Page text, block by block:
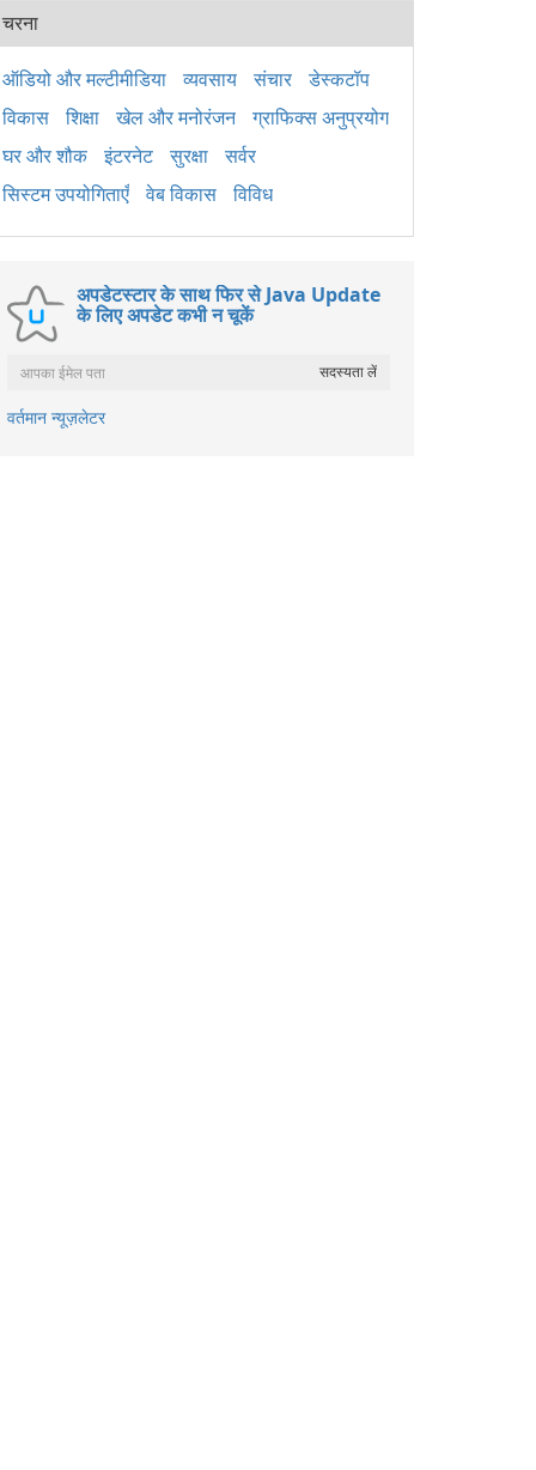
चरना
ऑडियो और मल्टीमीडिया व्यवसाय संचार
डेस्कटॉप
विकास
शिक्षा खेल और मनोरंजन
ग्राफिक्स अनुप्रयोग
घर और शौक
इंटरनेट सुरक्षा
सर्वर
सिस्टम उपयोगिताएँ
वेब विकास विविध
अपडेटस्टार के साथ फिर से Java Update
के लिए अपडेट कभी न चूकें
वर्तमान न्यूज़लेटर